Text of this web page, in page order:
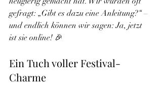
gefragt: „Gibt es dazu eine Anleitung?“ –
und endlich können wir sagen: Ja, jetzt
ist sie online! 🎉
Ein Tuch voller Festival-
Charme